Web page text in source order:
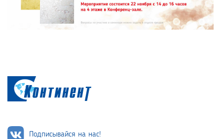
Подписывайся на нас!